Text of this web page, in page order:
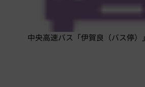
中央高速バス「伊賀良（バス停）」